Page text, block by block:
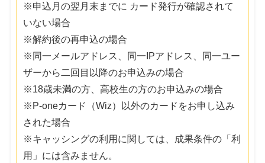
※申込月の翌月末までに カード発行が確認されて
いない場合
※解約後の再申込の場合
※同一メールアドレス、同一IPアドレス、同一ユー
ザーから二回目以降のお申込みの場合
※18歳未満の方、高校生の方のお申込みの場合
※P-oneカード（Wiz）以外のカードをお申し込み
された場合
※キャッシングの利用に関しては、成果条件の「利
用」には含みません。